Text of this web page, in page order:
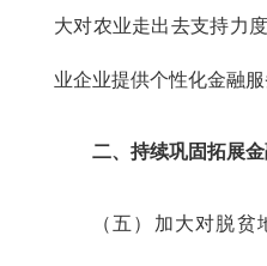
大对农业走出去支持力
业企业提供个性化金融服
二、持续巩固拓展
（五）加大对脱